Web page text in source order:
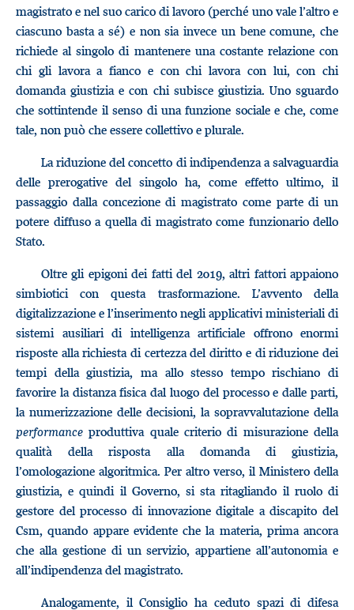
magistrato e nel suo carico di lavoro (perché uno vale l’altro e
ciascuno basta a sé) e non sia invece un bene comune, che
richiede al singolo di mantenere una costante relazione con
chi gli lavora a fianco e con chi lavora con lui, con chi
domanda giustizia e con chi subisce giustizia. Uno sguardo
che sottintende il senso di una funzione sociale e che, come
tale, non può che essere collettivo e plurale.
La riduzione del concetto di indipendenza a salvaguardia
delle prerogative del singolo ha, come effetto ultimo, il
passaggio dalla concezione di magistrato come parte di un
potere diffuso a quella di magistrato come funzionario dello
Stato.
Oltre gli epigoni dei fatti del 2019, altri fattori appaiono
simbiotici con questa trasformazione. L’avvento della
digitalizzazione e l’inserimento negli applicativi ministeriali di
sistemi ausiliari di intelligenza artificiale offrono enormi
risposte alla richiesta di certezza del diritto e di riduzione dei
tempi della giustizia, ma allo stesso tempo rischiano di
favorire la distanza fisica dal luogo del processo e dalle parti,
la numerizzazione delle decisioni, la sopravvalutazione della
performance produttiva quale criterio di misurazione della
qualità della risposta alla domanda di giustizia,
l’omologazione algoritmica. Per altro verso, il Ministero della
giustizia, e quindi il Governo, si sta ritagliando il ruolo di
gestore del processo di innovazione digitale a discapito del
Csm, quando appare evidente che la materia, prima ancora
che alla gestione di un servizio, appartiene all’autonomia e
all’indipendenza del magistrato.
Analogamente, il Consiglio ha ceduto spazi di difesa